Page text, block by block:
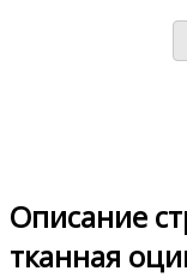
Описание
тканная